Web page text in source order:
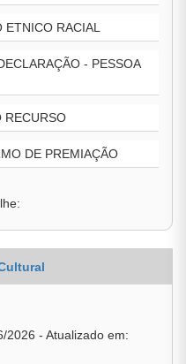
RACIAL
- PESSOA
RECURSO
DE PREMIAÇÃO
2026 - Atualizado em: